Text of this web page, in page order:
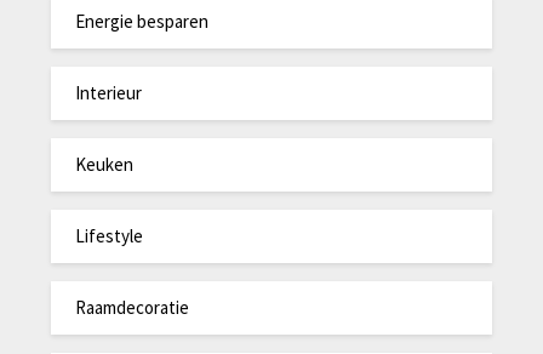
Energie besparen
Interieur
Keuken
Lifestyle
Raamdecoratie